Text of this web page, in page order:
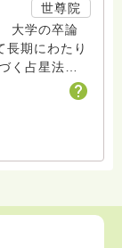
世尊院
大学の卒論
長期にわたり
く占星法
祷は長期に
みの供養や
受けするも
のでご遠慮